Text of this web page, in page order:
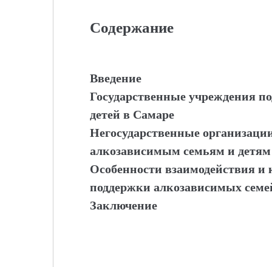
Содержание
Введение
Государственные учреждения
детей в Самаре
Негосударственные
алкозависимым семьям и детям
Особенности взаимодействия
поддержки алкозависимых
Заключение